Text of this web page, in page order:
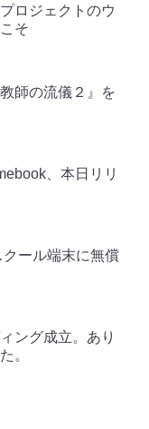
ロジェクトのウ
そ
師の流儀２』を
、本日リリ
クール端末に無償
ング成立。あり
。